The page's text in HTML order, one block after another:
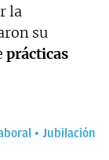
la
su
prácticas
Jubilación